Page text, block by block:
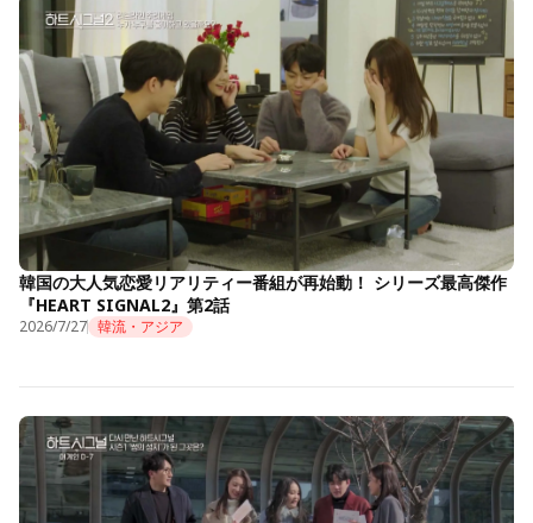
韓国の大人気恋愛リアリティー番組が再始動！ シリーズ最高傑作
『HEART SIGNAL2』第2話
2026/7/27 韓流・アジア